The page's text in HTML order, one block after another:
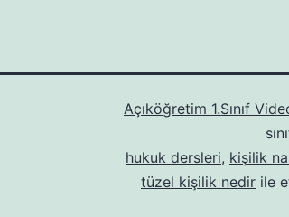
Açıköğretim 1.Sınıf
hukuk dersleri, kişilik
tüzel kişilik nedir ile